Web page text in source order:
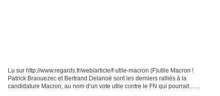
Lu sur http://www.regards.fr/web/article/f-utile-macron (F)utile Macron !
Patrick Braouezec et Bertrand Delanoë sont les derniers ralliés à la
candidature Macron, au nom d’un vote utile contre le FN qui pourrait…